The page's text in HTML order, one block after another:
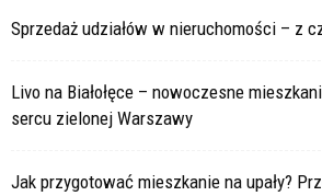
Sprzedaż udziałów w nieruchomości – z
Livo na Białołęce – nowoczesne
sercu zielonej Warszawy
Jak przygotować mieszkanie na upały?